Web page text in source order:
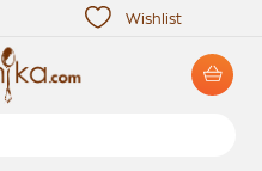
Wishlist